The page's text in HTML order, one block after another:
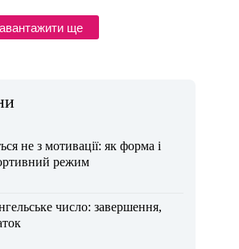
ще
не з мотивації: як форма і
режим
число: завершення,